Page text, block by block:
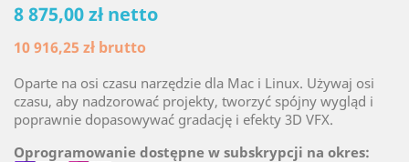
8 875,00 zł netto
10 916,25 zł brutto
Oparte na osi czasu narzędzie dla Mac i Linux. Używaj osi
czasu, aby nadzorować projekty, tworzyć spójny wygląd i
poprawnie dopasowywać gradację i efekty 3D VFX.
Oprogramowanie dostępne w subskrypcji na okres: